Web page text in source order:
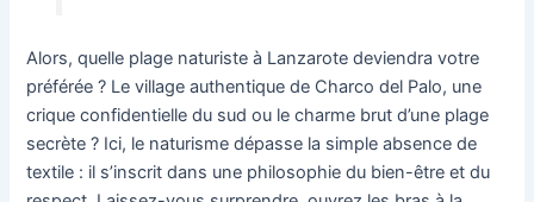
Alors, quelle plage naturiste à Lanzarote deviendra votre
préférée ? Le village authentique de Charco del Palo, une
crique confidentielle du sud ou le charme brut d’une plage
secrète ? Ici, le naturisme dépasse la simple absence de
textile : il s’inscrit dans une philosophie du bien-être et du